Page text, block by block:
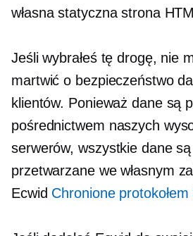
własna statyczna strona
Jeśli wybrałeś tę drogę, nie
martwić o bezpieczeństwo
klientów. Ponieważ dane są
pośrednictwem naszych
serwerów, wszystkie dane
przetwarzane we własnym
Ecwid Chronione protokołem